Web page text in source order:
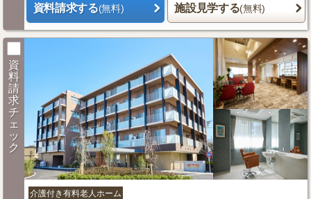
資料請求する(無料) 施設見学する(無料)
資
料
請
求
チ
ェ
ッ
ク
介護付き有料老人ホーム